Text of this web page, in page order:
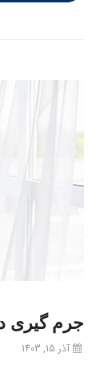
جرم گیری
آذر 15, 1403